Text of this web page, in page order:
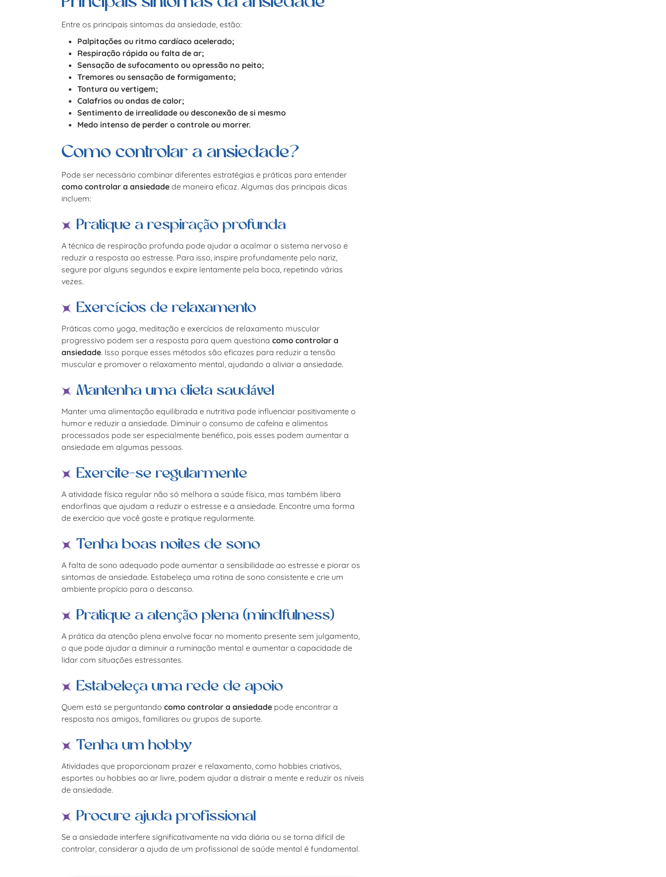
Entre os principais sintomas da ansiedade, estão:
Palpitações ou ritmo cardíaco acelerado;
Respiração rápida ou falta de ar;
Sensação de sufocamento ou opressão no peito;
Tremores ou sensação de formigamento;
Tontura ou vertigem;
Calafrios ou ondas de calor;
Sentimento de irrealidade ou desconexão de si mesmo
Medo intenso de perder o controle ou morrer.
Como controlar a ansiedade?
Pode ser necessário combinar diferentes estratégias e práticas para entender
como controlar a ansiedadede maneira eficaz. Algumas das principais dicas
incluem:
Pratique a respiração profunda
A técnica de respiração profunda pode ajudar a acalmar o sistema nervoso e
reduzir a resposta ao estresse. Para isso, inspire profundamente pelo nariz,
segure por alguns segundos e expire lentamente pela boca, repetindo várias
vezes.
Exercícios de relaxamento
Práticas como yoga, meditação e exercícios de relaxamento muscular
progressivo podem ser a resposta para quem questiona como controlar a
ansiedade. Isso porque esses métodos são eficazes para reduzir a tensão
muscular e promover o relaxamento mental, ajudando a aliviar a ansiedade.
Mantenha uma dieta saudável
Manter uma alimentação equilibrada e nutritiva pode influenciar positivamente o
humor e reduzir a ansiedade. Diminuir o consumo de cafeína e alimentos
processados pode ser especialmente benéfico, pois esses podem aumentar a
ansiedade em algumas pessoas.
Exercite-se regularmente
A atividade física regular não só melhora a saúde física, mas também libera
endorfinas que ajudam a reduzir o estresse e a ansiedade. Encontre uma forma
de exercício que você goste e pratique regularmente.
Tenha boas noites de sono
A falta de sono adequado pode aumentar a sensibilidade ao estresse e piorar os
sintomas de ansiedade. Estabeleça uma rotina de sono consistente e crie um
ambiente propício para o descanso.
Pratique a atenção plena (mindfulness)
A prática da atenção plena envolve focar no momento presente sem julgamento,
o que pode ajudar a diminuir a ruminação mental e aumentar a capacidade de
lidar com situações estressantes.
Estabeleça uma rede de apoio
Quem está se perguntando como controlar a ansiedade pode encontrar a
resposta nos amigos, familiares ou grupos de suporte.
Tenha um hobby
Atividades que proporcionam prazer e relaxamento, como hobbies criativos,
esportes ou hobbies ao ar livre, podem ajudar a distrair a mente e reduzir os níveis
de ansiedade.
Procure ajuda profissional
Se a ansiedade interfere significativamente na vida diária ou se torna difícil de
controlar, considerar a ajuda de um profissional de saúde mental é fundamental.